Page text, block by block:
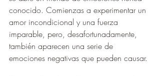
conocido. Comienzas a experimentar un
amor incondicional y una fuerza
imparable, pero, desafortunadamente,
también aparecen una serie de
emociones negativas que pueden causar.